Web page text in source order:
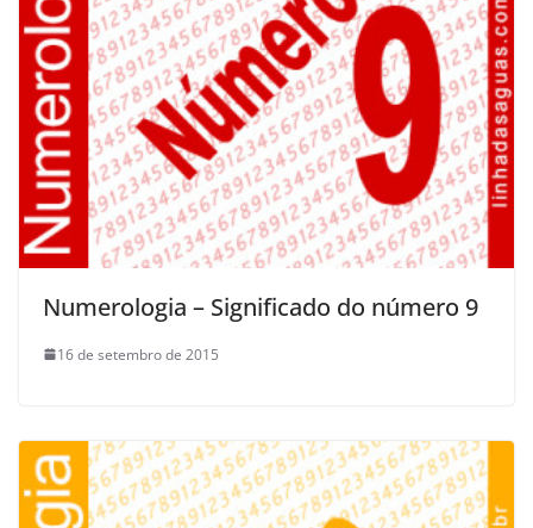
Numerologia – Significado do número 9
16 de setembro de 2015